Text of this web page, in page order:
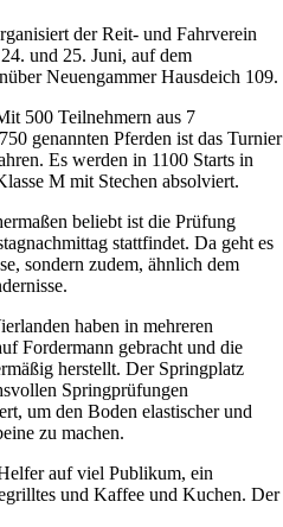
der Reit- und Fahrverein
und 25. Juni, auf dem
Neuengammer Hausdeich 109.
500 Teilnehmern aus 7
genannten Pferden ist das Turnier
Es werden in 1100 Starts in
M mit Stechen absolviert.
beliebt ist die Prüfung
stattfindet. Da geht es
sondern zudem, ähnlich dem
haben in mehreren
Fordermann gebracht und die
herstellt. Der Springplatz
Springprüfungen
um den Boden elastischer und
zu machen.
auf viel Publikum, ein
und Kaffee und Kuchen. Der